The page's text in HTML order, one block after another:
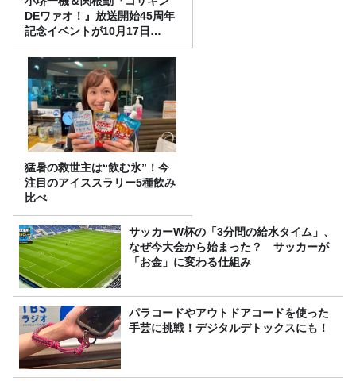
DEワァオ！』放送開始45周年
記念イベントが10月17日
（土）に開催決定！本日より
FC先行受付スタート！
猛暑の救世主は“飲む氷”！今
注目のアイススラリー5種飲み
比べ
サッカーW杯の「3分間の給水タイム」、
なぜ今大会から始まった？ サッカーが
「お金」に変わる仕組み
パラコードやアウトドアコードを使った
手芸に挑戦！デジタルデトックスにも！